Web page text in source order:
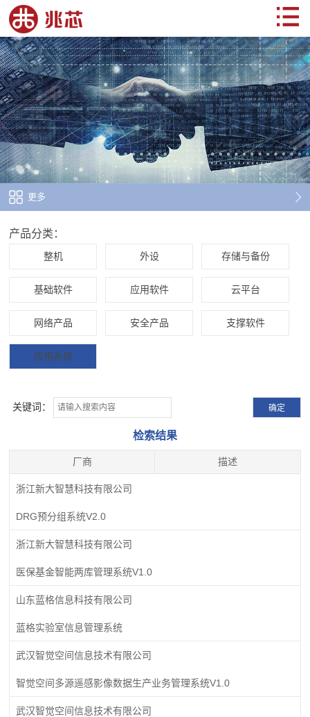
更多
检索结果
厂商 描述
产品分类：
整机 外设 存储与备份
基础软件 应用软件 云平台
网络产品 安全产品 支撑软件
应用系统
关键词：
浙江新大智慧科技有限公司
DRG预分组系统V2.0
浙江新大智慧科技有限公司
医保基金智能两库管理系统V1.0
山东蓝格信息科技有限公司
蓝格实验室信息管理系统
武汉智觉空间信息技术有限公司
智觉空间多源遥感影像数据生产业务管理系统V1.0
武汉智觉空间信息技术有限公司